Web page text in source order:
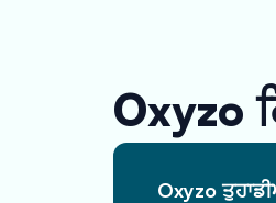
Oxyzo
Oxyzo